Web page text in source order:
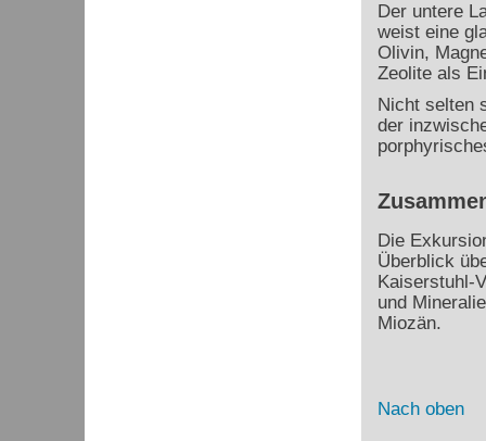
Der untere
weist eine
Olivin,
Zeolite als
Nicht selten
der
Die
Überblick
Kaiserstuhl-
und
Miozän.
Nach oben